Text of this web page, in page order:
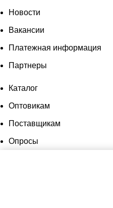
Новости
Вакансии
Платежная информация
Партнеры
Каталог
Оптовикам
Поставщикам
Опросы